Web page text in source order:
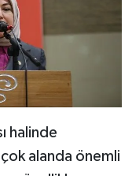
halinde
alanda önemli